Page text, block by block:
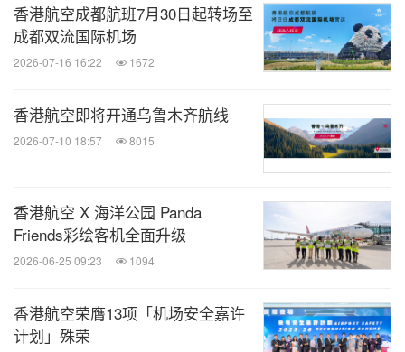
Limited）
微信公众号“全球旅报”发布最新的全球旅游产
业、OTA(在线旅游)、航空公司、飞机制造、
酒店行业最新动态。扫描二维码，立即订
关键词：航空/飞机制造 运输业
分享到：
香港航空成都航班7月30日起转场至
成都双流国际机场
2026-07-16 16:22 1672
香港航空即将开通乌鲁木齐航线
2026-07-10 18:57 8015
香港航空 X 海洋公园 Panda
Friends彩绘客机全面升级
2026-06-25 09:23 1094
香港航空荣膺13项「机场安全嘉许
计划」殊荣